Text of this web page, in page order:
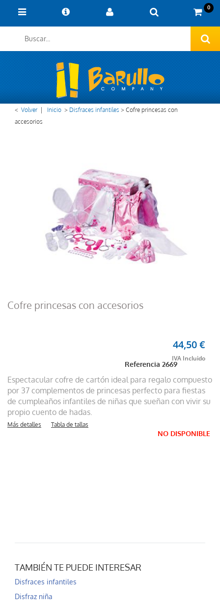
0
< Volver Inicio > Disfraces infantiles >Cofre princesas con
accesorios
Cofre princesas con accesorios
Referencia2669
44,50 €
Espectacular cofre de cartón ideal para regalo compuesto
por 37 complementos de princesas perfecto para fiestas
de cumpleaños infantiles de niñas que sueñan con vivir su
propio cuento de hadas.
Más detalles Tabla de tallas
NO DISPONIBLE
TAMBIÉN TE PUEDE INTERESAR
Disfraces infantiles
Disfraz niña